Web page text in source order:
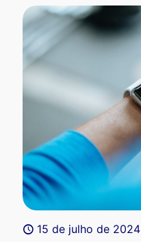
15 de julho de 2024